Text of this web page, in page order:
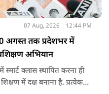
07 Aug, 2026 12:44 PM
अगस्त तक प्रदेशभर में
अभियान
क्लास स्थापित करना ही
में दक्ष बनाना है. प्रत्येक